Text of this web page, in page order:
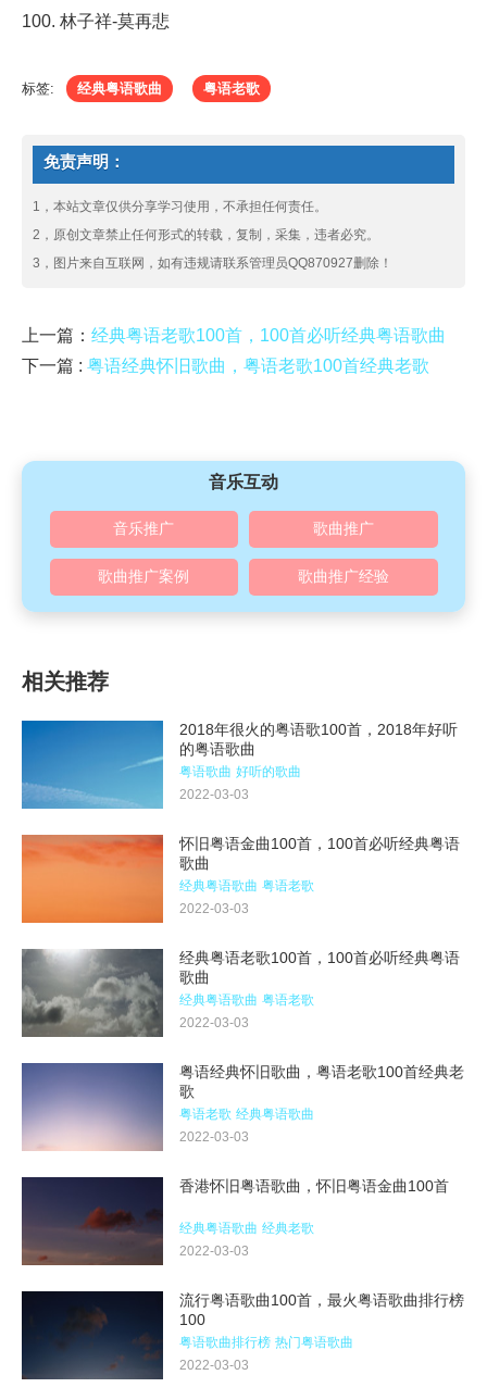
100. 林子祥-莫再悲
标签: 经典粤语歌曲 粤语老歌
免责声明：
1，本站文章仅供分享学习使用，不承担任何责任。
2，原创文章禁止任何形式的转载，复制，采集，违者必究。
3，图片来自互联网，如有违规请联系管理员QQ870927删除！
上一篇： 经典粤语老歌100首，100首必听经典粤语歌曲
下一篇 : 粤语经典怀旧歌曲，粤语老歌100首经典老歌
音乐互动
音乐推广 歌曲推广
歌曲推广案例 歌曲推广经验
相关推荐
2018年很火的粤语歌100首，2018年好听
的粤语歌曲
粤语歌曲 好听的歌曲
2022-03-03
怀旧粤语金曲100首，100首必听经典粤语
歌曲
经典粤语歌曲 粤语老歌
2022-03-03
经典粤语老歌100首，100首必听经典粤语
歌曲
经典粤语歌曲 粤语老歌
2022-03-03
粤语经典怀旧歌曲，粤语老歌100首经典老
歌
粤语老歌 经典粤语歌曲
2022-03-03
香港怀旧粤语歌曲，怀旧粤语金曲100首
经典粤语歌曲 经典老歌
2022-03-03
流行粤语歌曲100首，最火粤语歌曲排行榜
100
粤语歌曲排行榜 热门粤语歌曲
2022-03-03